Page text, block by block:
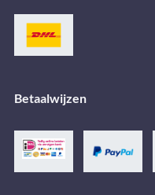
Betaalwijzen